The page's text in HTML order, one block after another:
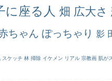
に座る人 畑 広大さ
ちゃん ぽっちゃり 影
スケッチ 林 掃除 イケメン リアル 宗教画 肌が